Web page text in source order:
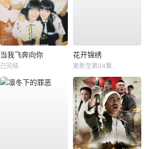
当我飞奔向你
已完结
花开锦绣
更新至第04集